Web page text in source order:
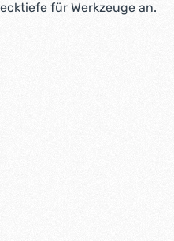
für Werkzeuge an.